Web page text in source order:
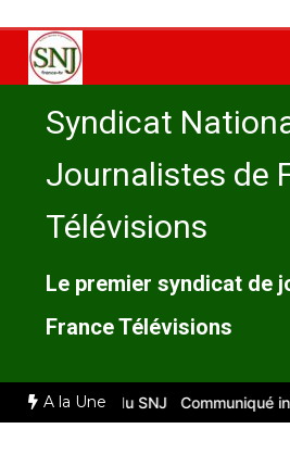
contenu
Syndicat
Journalistes de
Télévisions
Le premier syndicat de
France Télévisions
A la Une
rendu du SNJ Communiqué